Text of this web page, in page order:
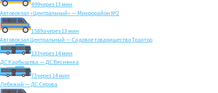
499через 13 мин
Автовокзал «Центральный» — Микрорайон №2
1589ачерез 13 мин
Автовокзал Центральный — Садовое товарищество Трактор
133через 14 мин
ДС Карбышева — ДС Веснянка
73через 14 мин
Лебяжий — ДС Серова